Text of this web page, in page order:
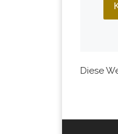
Diese